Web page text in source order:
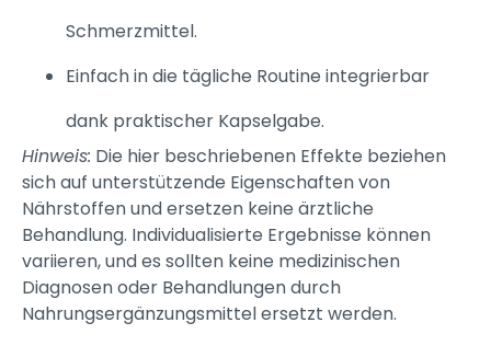
Schmerzmittel.
Einfach in die tägliche Routine integrierbar
dank praktischer Kapselgabe.
Hinweis: Die hier beschriebenen Effekte beziehen
sich auf unterstützende Eigenschaften von
Nährstoffen und ersetzen keine ärztliche
Behandlung. Individualisierte Ergebnisse können
variieren, und es sollten keine medizinischen
Diagnosen oder Behandlungen durch
Nahrungsergänzungsmittel ersetzt werden.